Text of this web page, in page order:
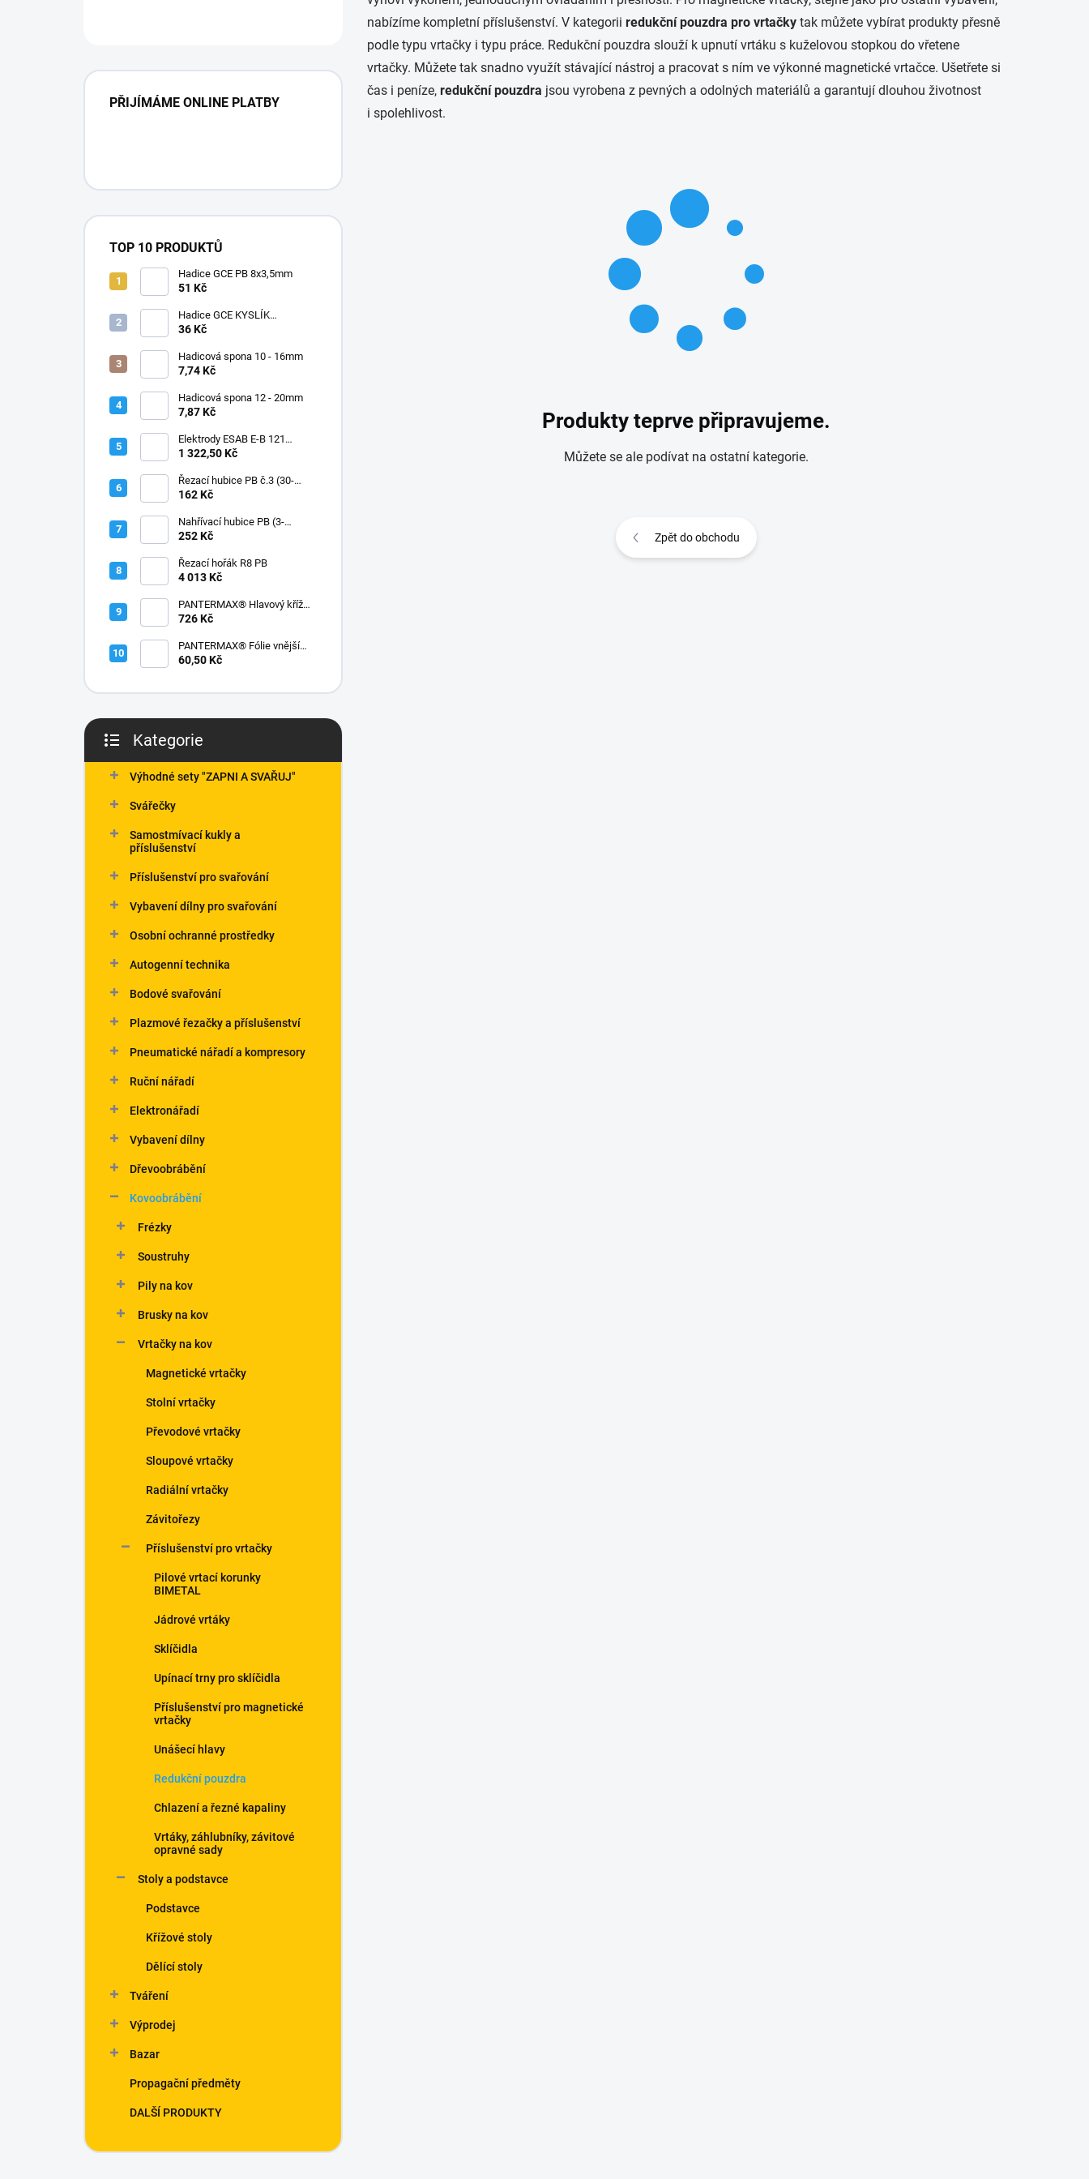
n
PŘIJÍMÁME ONLINE PLATBY
TOP 10 PRODUKTŮ
Hadice GCE PB 8x3,5mm
51 Kč
Hadice GCE KYSLÍK
6,3X3,5mm
36 Kč
Hadicová spona 10 - 16mm
7,74 Kč
Hadicová spona 12 - 20mm
7,87 Kč
Elektrody ESAB E-B 121
3,2/450mm 6kg
1 322,50 Kč
Řezací hubice PB č.3 (30-
60mm)
162 Kč
Nahřívací hubice PB (3-
100mm)
252 Kč
Řezací hořák R8 PB
4 013 Kč
PANTERMAX® Hlavový kříž
ERGO, pro 1000®, 2000®,
726 Kč
PANTERMAX® Fólie vnější
kukla 3000®
60,50 Kč
kategorie
Kategorie
Výhodné sety "ZAPNI A SVAŘUJ"
Svářečky
Samostmívací kukly a
příslušenství
Příslušenství pro svařování
Vybavení dílny pro svařování
Osobní ochranné prostředky
Autogenní technika
Bodové svařování
Plazmové řezačky a příslušenství
Pneumatické nářadí a kompresory
Ruční nářadí
Elektronářadí
Vybavení dílny
Dřevoobrábění
Kovoobrábění
Frézky
Soustruhy
Pily na kov
Brusky na kov
Vrtačky na kov
Magnetické vrtačky
Stolní vrtačky
Převodové vrtačky
Sloupové vrtačky
Radiální vrtačky
Závitořezy
Příslušenství pro vrtačky
Pilové vrtací korunky
BIMETAL
Jádrové vrtáky
Sklíčidla
Upínací trny pro sklíčidla
Příslušenství pro magnetické
vrtačky
Unášecí hlavy
Redukční pouzdra
Chlazení a řezné kapaliny
Vrtáky, záhlubníky, závitové
opravné sady
Stoly a podstavce
Podstavce
Křížové stoly
Dělící stoly
Tváření
Výprodej
Bazar
Propagační předměty
DALŠÍ PRODUKTY
nabízíme kompletní příslušenství. V kategorii redukční pouzdra pro vrtačky tak můžete vybírat produkty přesně
podle typu vrtačky i typu práce. Redukční pouzdra slouží k upnutí vrtáku s kuželovou stopkou do vřetene
vrtačky. Můžete tak snadno využít stávající nástroj a pracovat s ním ve výkonné magnetické vrtačce. Ušetřete si
čas i peníze, redukční pouzdra jsou vyrobena z pevných a odolných materiálů a garantují dlouhou životnost
i spolehlivost.
Produkty teprve připravujeme.
Můžete se ale podívat na ostatní kategorie.
Zpět do obchodu